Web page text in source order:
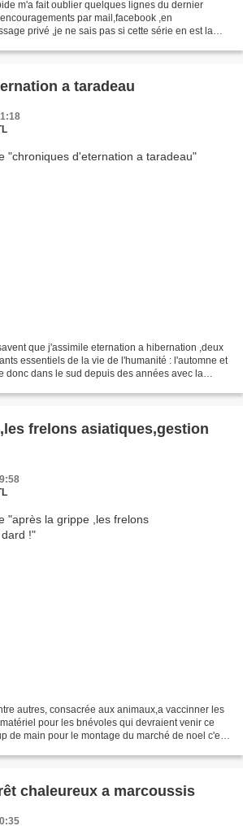
m'a fait oublier quelques lignes du dernier
par mail,facebook ,en
privé ,je ne sais pas si cette série en est la
a taradeau
que j'assimile eternation a hibernation ,deux
essentiels de la vie de l'humanité : l'automne et
donc dans le sud depuis des années avec la
frelons asiatiques,gestion
autres, consacrée aux animaux,a vaccinner les
pour les bnévoles qui devraient venir ce
de main pour le montage du marché de noel c'est
chaleureux a marcoussis